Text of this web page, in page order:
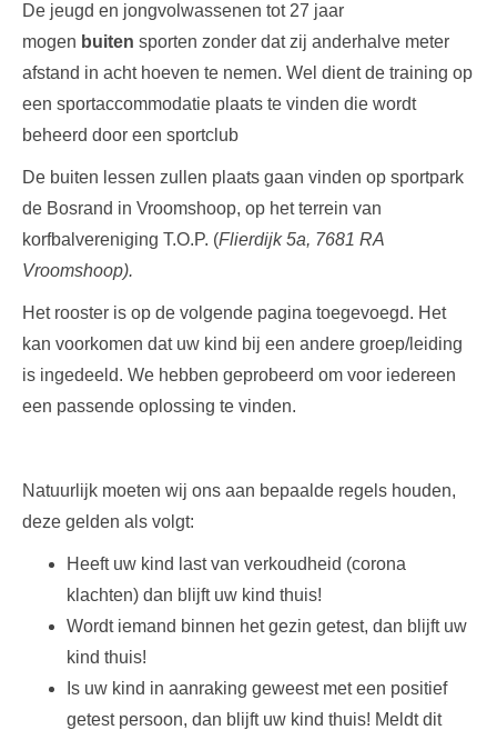
De jeugd en jongvolwassenen tot 27 jaar
mogen buiten sporten zonder dat zij anderhalve meter
afstand in acht hoeven te nemen. Wel dient de training op
een sportaccommodatie plaats te vinden die wordt
beheerd door een sportclub
De buiten lessen zullen plaats gaan vinden op sportpark
de Bosrand in Vroomshoop, op het terrein van
korfbalvereniging T.O.P. (Flierdijk 5a, 7681 RA
Vroomshoop).
Het rooster is op de volgende pagina toegevoegd. Het
kan voorkomen dat uw kind bij een andere groep/leiding
is ingedeeld. We hebben geprobeerd om voor iedereen
een passende oplossing te vinden.
Natuurlijk moeten wij ons aan bepaalde regels houden,
deze gelden als volgt:
Heeft uw kind last van verkoudheid (corona
klachten) dan blijft uw kind thuis!
Wordt iemand binnen het gezin getest, dan blijft uw
kind thuis!
Is uw kind in aanraking geweest met een positief
getest persoon, dan blijft uw kind thuis! Meldt dit